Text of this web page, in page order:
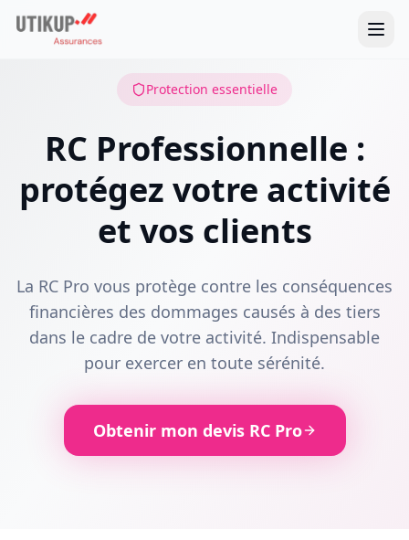
Protection essentielle
RC Professionnelle :
protégez votre activité
et vos clients
La RC Pro vous protège contre les conséquences
financières des dommages causés à des tiers
dans le cadre de votre activité. Indispensable
pour exercer en toute sérénité.
Obtenir mon devis RC Pro